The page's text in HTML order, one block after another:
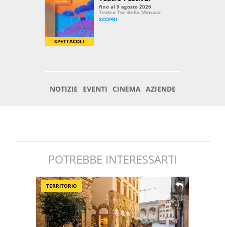
POTREBBE INTERESSARTI
TERRITORIO